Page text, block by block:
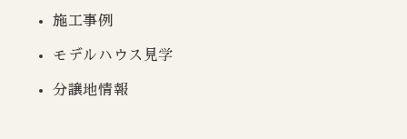
施工事例
モデルハウス見学
分譲地情報